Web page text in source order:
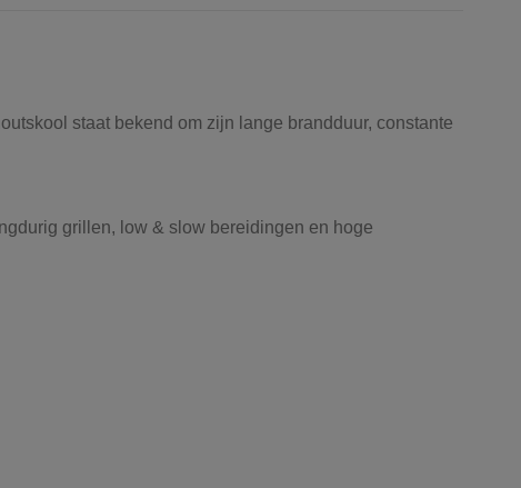
staat bekend om zijn lange brandduur, constante
grillen, low & slow bereidingen en hoge